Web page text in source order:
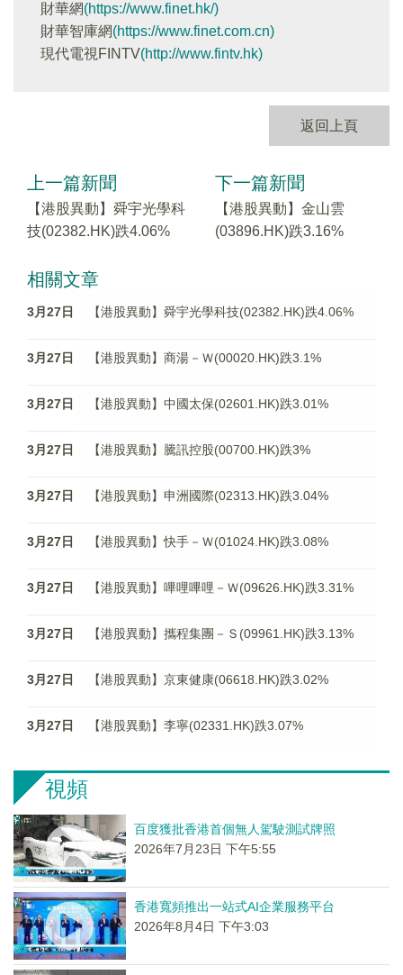
財華網(https://www.finet.hk/)
財華智庫網(https://www.finet.com.cn)
現代電視FINTV(http://www.fintv.hk)
返回上頁
上一篇新聞
【港股異動】舜宇光學科
技(02382.HK)跌4.06%
下一篇新聞
【港股異動】金山雲
(03896.HK)跌3.16%
相關文章
3月27日 【港股異動】舜宇光學科技(02382.HK)跌4.06%
3月27日 【港股異動】商湯－Ｗ(00020.HK)跌3.1%
3月27日 【港股異動】中國太保(02601.HK)跌3.01%
3月27日 【港股異動】騰訊控股(00700.HK)跌3%
3月27日 【港股異動】申洲國際(02313.HK)跌3.04%
3月27日 【港股異動】快手－Ｗ(01024.HK)跌3.08%
3月27日 【港股異動】嗶哩嗶哩－Ｗ(09626.HK)跌3.31%
3月27日 【港股異動】攜程集團－Ｓ(09961.HK)跌3.13%
3月27日 【港股異動】京東健康(06618.HK)跌3.02%
3月27日 【港股異動】李寧(02331.HK)跌3.07%
視頻
百度獲批香港首個無人駕駛測試牌照
2026年7月23日 下午5:55
香港寬頻推出一站式AI企業服務平台
2026年8月4日 下午3:03